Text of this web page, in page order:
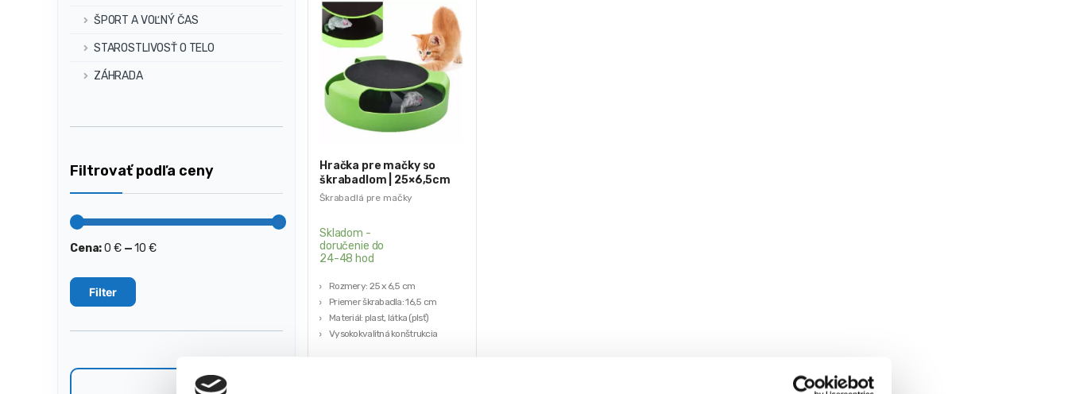
Škrabadlá pre mačky
Hračka pre mačky so
škrabadlom | 25×6,5cm
Skladom -
doručenie do
24-48 hod
Rozmery: 25 x 6,5 cm
Priemer škrabadla: 16,5 cm
Materiál: plast, látka (plsť)
Vysokokvalitná konštrukcia
ŠPORT A VOĽNÝ ČAS
STAROSTLIVOSŤ O TELO
ZÁHRADA
Filtrovať podľa ceny
Minimálna
Maximálna
Filter
Cena:0 €—10 €